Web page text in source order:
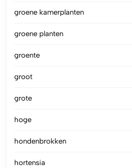
groene kamerplanten
groene planten
groente
groot
grote
hoge
hondenbrokken
hortensia